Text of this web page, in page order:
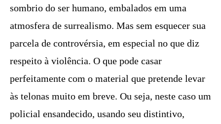
sombrio do ser humano, embalados em uma
atmosfera de surrealismo. Mas sem esquecer sua
parcela de controvérsia, em especial no que diz
respeito à violência. O que pode casar
perfeitamente com o material que pretende levar
às telonas muito em breve. Ou seja, neste caso um
policial ensandecido, usando seu distintivo,